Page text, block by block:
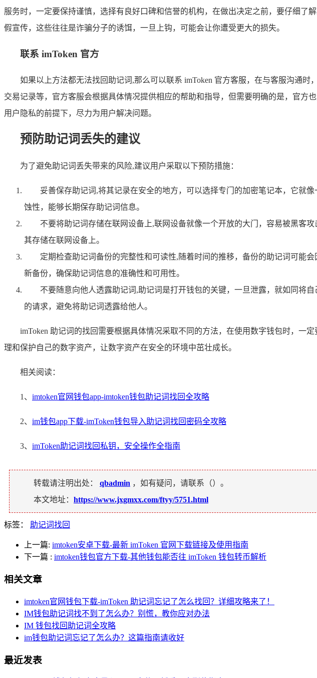
服务时，一定要保持谨慎，选择有良好口碑和信誉的机构，在做出决定之前，要仔细
假宣传，这些往往是诈骗分子的诱饵，一旦上钩，可能会让你遭受更大的损失。
联系 imToken 官方
如果以上方法都无法找回助记词,那么可以联系 imToken 官方客服，在与客服沟通
交易记录等，官方客服会根据具体情况提供相应的帮助和指导，但需要明确的是，官
用户隐私的前提下，尽力为用户解决问题。
预防助记词丢失的建议
为了避免助记词丢失带来的风险,建议用户采取以下预防措施：
妥善保存助记词,将其记录在安全的地方，可以选择专门的加密笔记本，它就
蚀性，能够长期保存助记词信息。
不要将助记词存储在联网设备上,联网设备就像一个开放的大门，容易被黑客
其存储在联网设备上。
定期检查助记词备份的完整性和可读性,随着时间的推移，备份的助记词可能
新备份，确保助记词信息的准确性和可用性。
不要随意向他人透露助记词,助记词是打开钱包的关键，一旦泄露，就如同将
的请求，避免将助记词透露给他人。
imToken 助记词的找回需要根据具体情况采取不同的方法，在使用数字钱包时，一
理和保护自己的数字资产，让数字资产在安全的环境中茁壮成长。
相关阅读：
1、 imtoken官网钱包app-imtoken钱包助记词找回全攻略
2、 im钱包app下载-imToken钱包导入助记词找回密码全攻略
3、 imToken助记词找回私钥，安全操作全指南
转载请注明出处： qbadmin ，如有疑问，请联系（）。
本文地址： https://www.jxgmxx.com/ftyy/5751.html
标签： 助记词找回
上一篇: imtoken安卓下载-最新 imToken 官网下载链接及使用指南
下一篇 : imtoken钱包官方下载-其他钱包能否往 imToken 钱包转币解析
相关文章
imtoken官网钱包下载-imToken 助记词忘记了怎么找回？详细攻略来了！
IM钱包助记词找不到了怎么办？别慌，教你应对办法
IM 钱包找回助记词全攻略
im钱包助记词忘记了怎么办？这篇指南请收好
最近发表